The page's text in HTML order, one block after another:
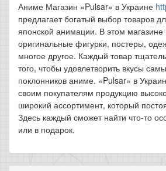
Аниме Магазин «Pulsar» в Украине
предлагает богатый выбор товаров
японской анимации. В этом
оригинальные фигурки, постеры,
многое другое. Каждый товар
того, чтобы удовлетворить вкусы
поклонников аниме. «Pulsar» в
своим покупателям продукцию
широкий ассортимент, который
Здесь каждый сможет найти что-то
или в подарок.